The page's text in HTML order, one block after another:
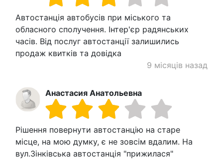
Автостанція автобусів при міського та
обласного сполучення. Інтер'єр радянських
часів. Від послуг автостанції залишились
продаж квитків та довідка
9 місяців назад
Анастасия Анатольевна
Рішення повернути автостанцію на старе
місце, на мою думку, є не зовсім вдалим. На
вул.Зінківська автостанція "прижилася"